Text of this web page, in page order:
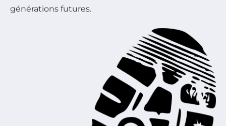
générations futures.